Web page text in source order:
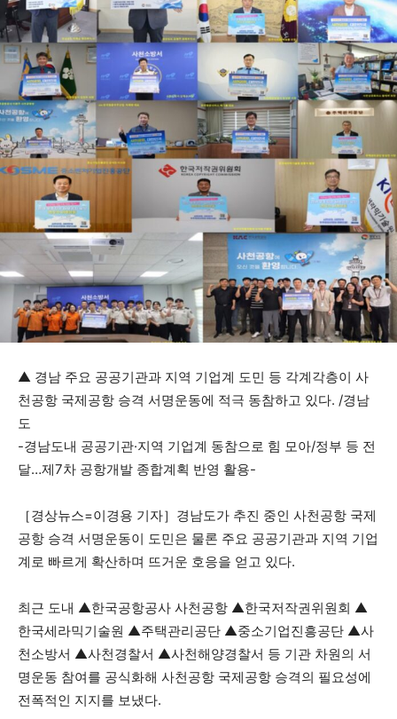
▲ 경남 주요 공공기관과 지역 기업계 도민 등 각계각층이 사
천공항 국제공항 승격 서명운동에 적극 동참하고 있다. /경남
도
-경남도내 공공기관·지역 기업계 동참으로 힘 모아/정부 등 전
달…제7차 공항개발 종합계획 반영 활용-
［경상뉴스=이경용 기자］경남도가 추진 중인 사천공항 국제
공항 승격 서명운동이 도민은 물론 주요 공공기관과 지역 기업
계로 빠르게 확산하며 뜨거운 호응을 얻고 있다.
최근 도내 ▲한국공항공사 사천공항 ▲한국저작권위원회 ▲
한국세라믹기술원 ▲주택관리공단 ▲중소기업진흥공단 ▲사
천소방서 ▲사천경찰서 ▲사천해양경찰서 등 기관 차원의 서
명운동 참여를 공식화해 사천공항 국제공항 승격의 필요성에
전폭적인 지지를 보냈다.